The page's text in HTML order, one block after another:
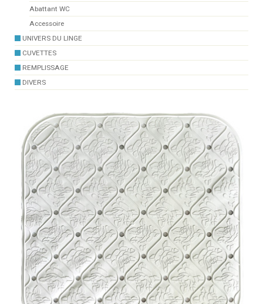
Abattant WC
Accessoire
UNIVERS DU LINGE
CUVETTES
REMPLISSAGE
DIVERS